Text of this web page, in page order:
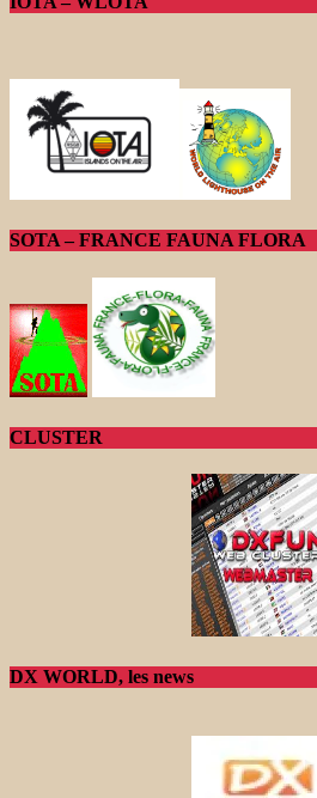
SOTA – FRANCE FAUNA FLORA
CLUSTER
DX WORLD, les news